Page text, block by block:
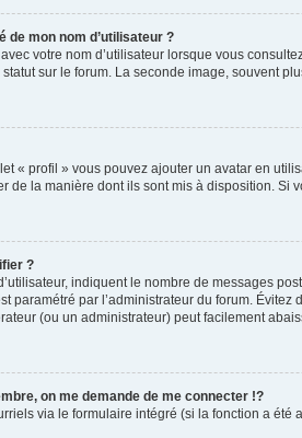
mon nom d’utilisateur ?
votre nom d’utilisateur lorsque vous
sur le forum. La seconde image, souvent
« profil » vous pouvez ajouter un avatar en
de la manière dont ils sont mis à disposition. Si
?
indiquent le nombre de messages
paramétré par l’administrateur du forum.
(ou un administrateur) peut facilement
on me demande de me connecter !?
via le formulaire intégré (si la fonction a